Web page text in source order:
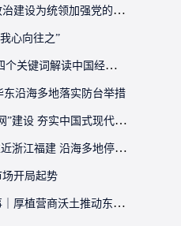
为统领加强党的各方面建设
心向往之”
键词解读中国经济韧性
东沿海多地落实防台举措
夯实中国式现代化战略底座
建 沿海多地停航停工应对防范
开局起势
营商沃土推动东北全面振兴